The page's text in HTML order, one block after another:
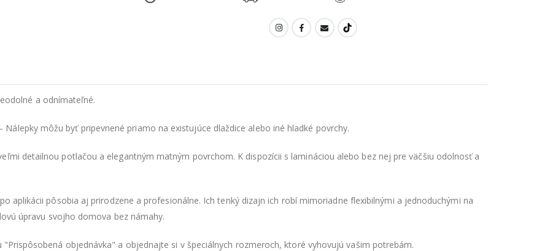
a odnímateľné.
Nálepky môžu byť pripevnené priamo na existujúce dlaždice alebo iné hladké povrchy.
detailnou potlačou a elegantným matným povrchom. K dispozícii s lamináciou alebo bez nej pre väčšiu odolnosť a
aplikácii pôsobia aj prirodzene a profesionálne. Ich tenký dizajn ich robí mimoriadne flexibilnými a jednoduchými na
úpravu svojho domova bez námahy.
objednávka" a objednajte si v špeciálnych rozmeroch, ktoré vyhovujú vašim potrebám.